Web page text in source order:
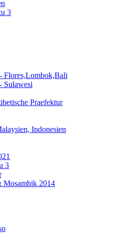
3
Flores,Lombok,Bali
Sulawesi
Praefektur
Indonesien
3
Mosambik 2014